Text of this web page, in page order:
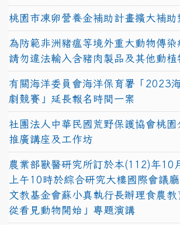
桃園市凍卵營養金補助計畫擴大補助
為防範非洲豬瘟等境外重大動物傳染
請勿違法輸入含豬肉製品及其他動植
有關海洋委員會海洋保育署「2023
劇競賽」延長報名時間一案
社團法人中華民國荒野保護協會桃園
推廣講座及工作坊
農業部獸醫研究所訂於本(112)年10
上午10時於綜合研究大樓國際會議
文教基金會蘇小真執行長辦理食農教
從看見動物開始」專題演講